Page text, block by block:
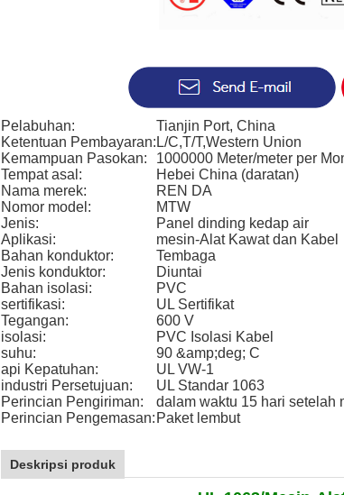
Pelabuhan:
Tianjin Port, China
Ketentuan Pembayaran: L/C,T/T,Western Union
Kemampuan Pasokan:
1000000 Meter/meter per
Tempat asal:
Hebei China (daratan)
Nama merek:
REN DA
Nomor model:
MTW
Jenis:
Panel dinding kedap air
Aplikasi:
mesin-Alat Kawat dan Kabel
Bahan konduktor:
Tembaga
Jenis konduktor:
Diuntai
Bahan isolasi:
PVC
sertifikasi:
UL Sertifikat
Tegangan:
600 V
isolasi:
PVC Isolasi Kabel
suhu:
90 &amp;deg; C
api Kepatuhan:
UL VW-1
industri Persetujuan:
UL Standar 1063
Perincian Pengiriman:
dalam waktu 15 hari setelah
Perincian Pengemasan: Paket lembut
Deskripsi produk